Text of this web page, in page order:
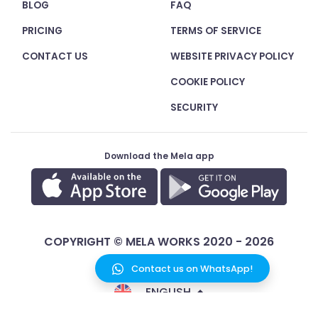
BLOG
PRICING
CONTACT US
FAQ
TERMS OF SERVICE
WEBSITE PRIVACY POLICY
COOKIE POLICY
SECURITY
Download the Mela app
COPYRIGHT © MELA WORKS 2020 - 2026
ENGLISH
Contact us on WhatsApp!